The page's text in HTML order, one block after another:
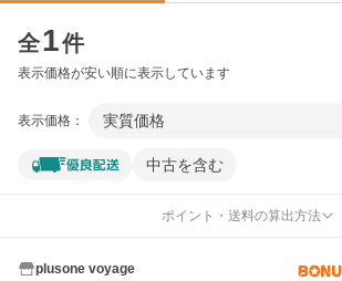
全1件
表示価格が安い順に表示しています
表示価格： 実質価格
中古を含む
ポイント・送料の算出方法
plusone voyage